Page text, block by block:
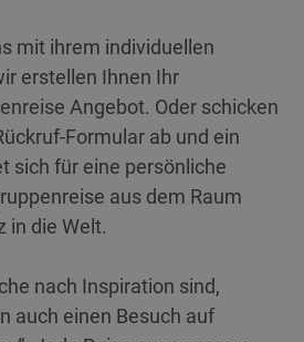
mit ihrem individuellen
erstellen Ihnen Ihr
Angebot. Oder schicken
Formular ab und ein
sich für eine persönliche
aus dem Raum
in die Welt.
nach Inspiration sind,
auch einen Besuch auf